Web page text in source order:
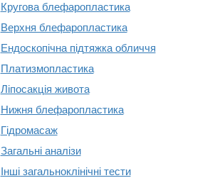
Кругова блефаропластика
Верхня блефаропластика
Ендоскопічна підтяжка обличчя
Платизмопластика
Ліпосакція живота
Нижня блефаропластика
Гідромасаж
Загальні аналізи
Інші загальноклінічні тести